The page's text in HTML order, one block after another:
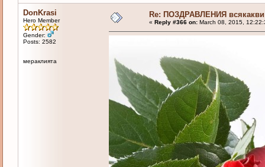
DonKrasi
Hero Member
Gender:
Posts: 2582
мераклията
Re: ПОЗДРАВЛЕНИЯ всякакви
« Reply #366 on:March 08, 2015,